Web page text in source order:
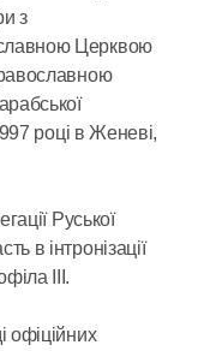
з
Церквою
році в Женеві,
Руської
в інтронізації
ІІІ.
офіційних